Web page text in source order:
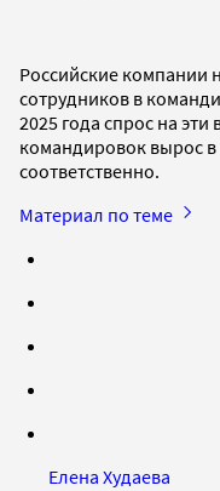
Российские компании
сотрудников в
2025 года спрос на
командировок вырос в
соответственно.
Материал по теме
Елена Худаева